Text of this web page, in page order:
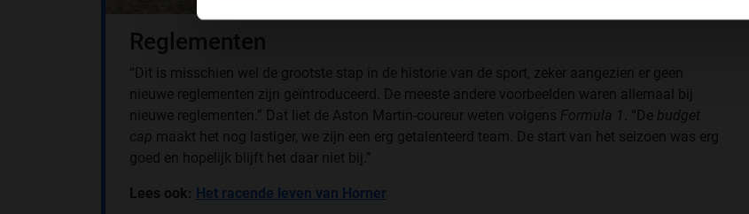
Reglementen
“Dit is misschien wel de grootste stap in de historie van de sport, zeker aangezien er geen
nieuwe reglementen zijn geïntroduceerd. De meeste andere voorbeelden waren allemaal bij
nieuwe reglementen.” Dat liet de Aston Martin-coureur weten volgens Formula 1 . “De budget
cap maakt het nog lastiger, we zijn een erg getalenteerd team. De start van het seizoen was erg
goed en hopelijk blijft het daar niet bij.”
Lees ook: Het racende leven van Horner